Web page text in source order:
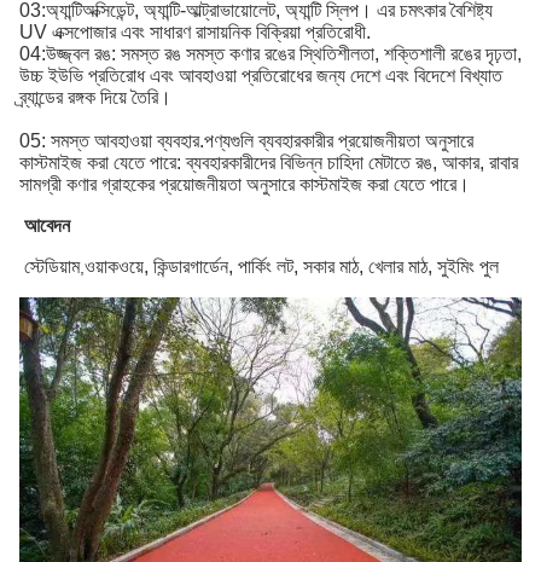
03:অ্যান্টিঅক্সিডেন্ট, অ্যান্টি-আল্ট্রাভায়োলেট, অ্যান্টি স্লিপ। এর চমৎকার বৈশিষ্ট্য
UV এক্সপোজার এবং সাধারণ রাসায়নিক বিক্রিয়া প্রতিরোধী.
04:উজ্জ্বল রঙ: সমস্ত রঙ সমস্ত কণার রঙের স্থিতিশীলতা, শক্তিশালী রঙের দৃঢ়তা,
উচ্চ ইউভি প্রতিরোধ এবং আবহাওয়া প্রতিরোধের জন্য দেশে এবং বিদেশে বিখ্যাত
ব্র্যান্ডের রঙ্গক দিয়ে তৈরি।
05: সমস্ত আবহাওয়া ব্যবহার.পণ্যগুলি ব্যবহারকারীর প্রয়োজনীয়তা অনুসারে
কাস্টমাইজ করা যেতে পারে: ব্যবহারকারীদের বিভিন্ন চাহিদা মেটাতে রঙ, আকার, রাবার
সামগ্রী কণার গ্রাহকের প্রয়োজনীয়তা অনুসারে কাস্টমাইজ করা যেতে পারে।
আবেদন
স্টেডিয়াম,ওয়াকওয়ে, কিন্ডারগার্ডেন, পার্কিং লট, সকার মাঠ, খেলার মাঠ, সুইমিং পুল